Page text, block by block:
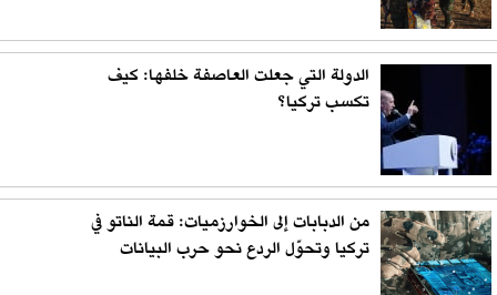
الدولة التي جعلت العاصفة خلفها: كيف
تكسب تركيا؟
من الدبابات إلى الخوارزميات: قمة الناتو في
تركيا وتحوّل الردع نحو حرب البيانات